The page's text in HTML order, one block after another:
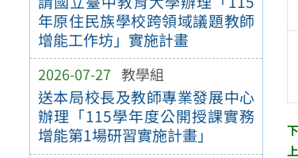
年原住民族學校跨領域議題教師
增能工作坊」實施計畫
2026-07-27 教學組
送本局校長及教師專業發展中心
辦理「115學年度公開授課實務
增能第1場研習實施計畫」